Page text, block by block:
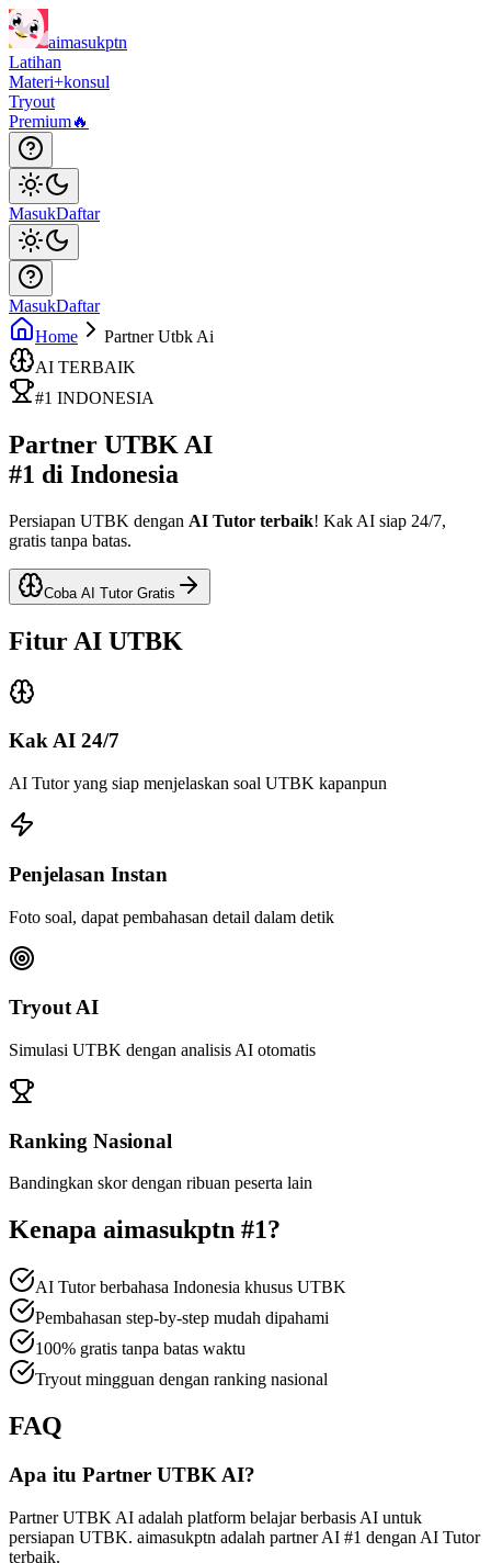
aimasukptn
Latihan
Materi+konsul
Tryout
Premium🔥
MasukDaftar
MasukDaftar
Home
Partner Utbk Ai
AI TERBAIK
#1 INDONESIA
Partner UTBK AI
#1 di Indonesia
Persiapan UTBK dengan AI Tutor terbaik! Kak AI siap 24/7,
gratis tanpa batas.
Coba AI Tutor Gratis
Fitur AI UTBK
Kak AI 24/7
AI Tutor yang siap menjelaskan soal UTBK kapanpun
Penjelasan Instan
Foto soal, dapat pembahasan detail dalam detik
Tryout AI
Simulasi UTBK dengan analisis AI otomatis
Ranking Nasional
Bandingkan skor dengan ribuan peserta lain
Kenapa aimasukptn #1?
AI Tutor berbahasa Indonesia khusus UTBK
Pembahasan step-by-step mudah dipahami
100% gratis tanpa batas waktu
Tryout mingguan dengan ranking nasional
FAQ
Apa itu Partner UTBK AI?
Partner UTBK AI adalah platform belajar berbasis AI untuk
persiapan UTBK. aimasukptn adalah partner AI #1 dengan AI Tutor
terbaik.